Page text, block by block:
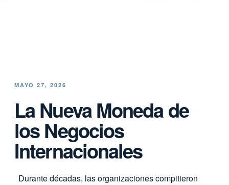
MAYO 27, 2026
La Nueva Moneda de
los Negocios
Internacionales
Durante décadas, las organizaciones compitieron